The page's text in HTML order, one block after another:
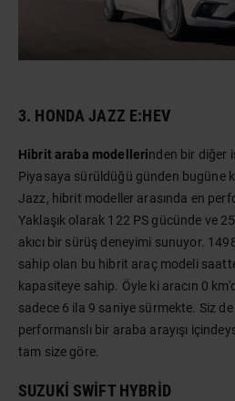
3. HONDA JAZZ E:HEV
Hibrit araba modellerinden bir diğer
Piyasaya sürüldüğü günden bugüne
Jazz, hibrit modeller arasında en
Yaklaşık olarak 122 PS gücünde ve
akıcı bir sürüş deneyimi sunuyor.
sahip olan bu hibrit araç modeli
kapasiteye sahip. Öyle ki aracın 0
sadece 6 ila 9 saniye sürmekte. Siz
performanslı bir araba arayışı
tam size göre.
SUZUKI SWIFT HYBRID